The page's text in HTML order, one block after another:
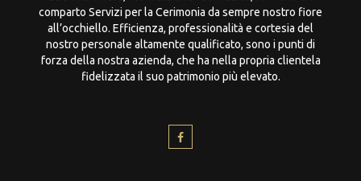
comparto Servizi per la Cerimonia da sempre nostro fiore
all’occhiello. Efficienza, professionalità e cortesia del
nostro personale altamente qualificato, sono i punti di
forza della nostra azienda, che ha nella propria clientela
fidelizzata il suo patrimonio più elevato.